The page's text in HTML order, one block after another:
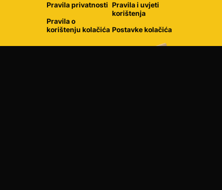
Pravila privatnosti
Pravila o
korištenju kolačića
Pravila i uvjeti
korištenja
Postavke kolačića